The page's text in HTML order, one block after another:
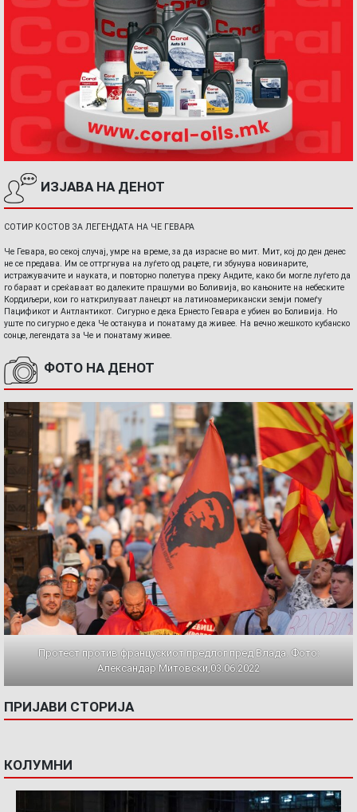
ИЗЈАВА НА ДЕНОТ
СОТИР КОСТОВ ЗА ЛЕГЕНДАТА НА ЧЕ ГЕВАРА
Че Гевара, во секој случај, умре на време, за да израсне во мит. Мит, кој до ден денес
не се предава. Им се оттргнува на луѓето од рацете, ги збунува новинарите,
истражувачите и науката, и повторно полетува преку Андите, како би могле луѓето да
го бараат и среќаваат во далеките прашуми во Боливија, во кањоните на небеските
Кордиљери, кои го наткрилуваат ланецот на латиноамерикански земји помеѓу
Пацификот и Антлантикот. Сигурно е дека Ернесто Гевара е убиен во Боливија. Но
уште по сигурно е дека Че останува и понатаму да живее. На вечно жешкото кубанско
сонце, легендата за Че и понатаму живее.
ФОТО НА ДЕНОТ
Протест против францускиот предлог пред Влада. Фото:
Александар Митовски,03.06.2022
ПРИЈАВИ СТОРИЈА
КОЛУМНИ